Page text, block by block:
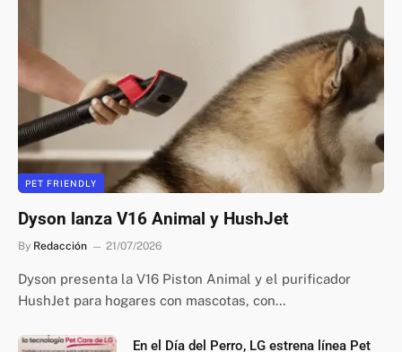
PET FRIENDLY
Dyson lanza V16 Animal y HushJet
By Redacción 21/07/2026
Dyson presenta la V16 Piston Animal y el purificador
HushJet para hogares con mascotas, con…
En el Día del Perro, LG estrena línea Pet